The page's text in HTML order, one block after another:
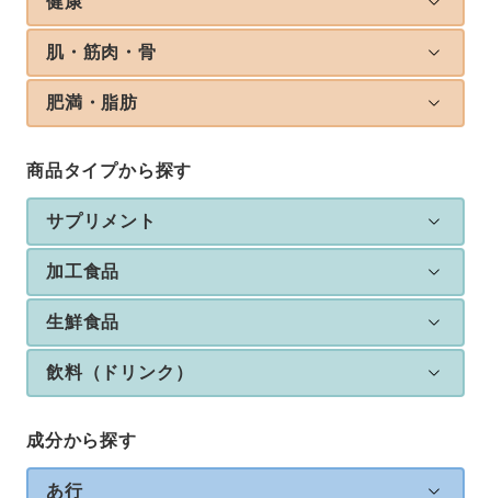
肌・筋肉・骨
肥満・脂肪
商品タイプから探す
サプリメント
加工食品
生鮮食品
飲料（ドリンク）
成分から探す
あ行